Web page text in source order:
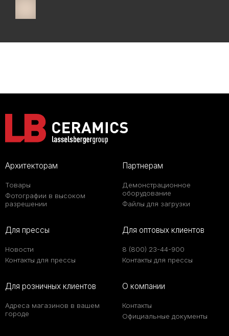
Архитекторам
Товары
Фотографии в высоком
разрешении
Партнерам
Демонстрационное
оборудование
Файлы для загрузки
Для прессы
Новости
Контакты для прессы
Для оптовых клиентов
8 (800) 23-44-900
Контакты для прессы
Для розничных клиентов
Адреса магазинов в вашем
городе
О компании
Контакты
Официальные документы